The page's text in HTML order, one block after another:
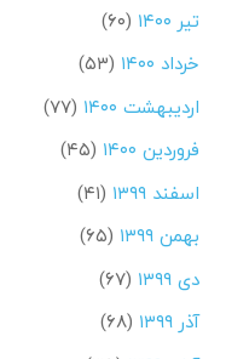
تیر ۱۴۰۰
(۶۰)
خرداد ۱۴۰۰
(۵۳)
اردیبهشت ۱۴۰۰
(۷۷)
فروردین ۱۴۰۰
(۴۵)
اسفند ۱۳۹۹
(۴۱)
بهمن ۱۳۹۹
(۶۵)
دی ۱۳۹۹
(۶۷)
آذر ۱۳۹۹
(۶۸)